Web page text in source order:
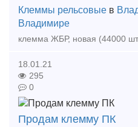
Клеммы рельсовые в
Владимире
18.01.21
295
0
Продам клемму ПК